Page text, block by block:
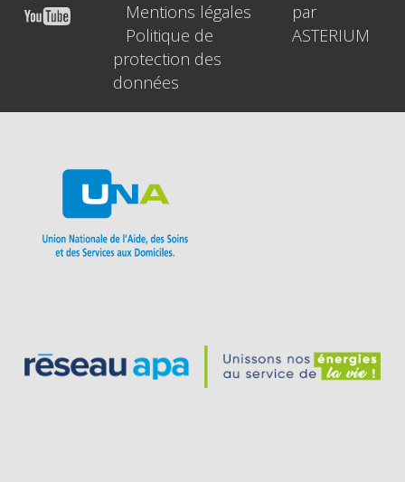
Mentions légales
Politique de
protection des
données
par
ASTERIUM